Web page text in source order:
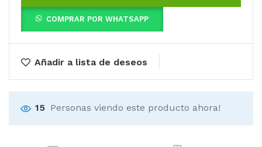
COMPRAR POR WHATSAPP
Añadir a lista de deseos
15 Personas viendo este producto ahora!